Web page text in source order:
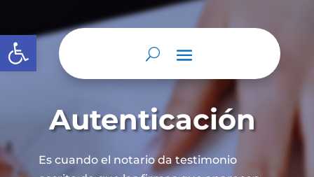
Abrir barra de herramientas
Autenticación
Es cuando el notario da testimonio